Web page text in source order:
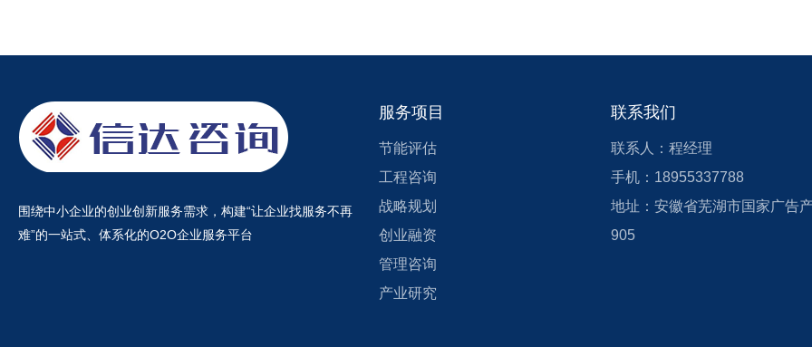
汇聚天下智慧，服务创业创新
与规划设计等领域专业从业资质与经验沉淀，是中国工程咨询协会理
事、安徽省工程咨询协会理事单位、安徽省土地规划利用协会会员。
围绕中小企业的创业创新服务需求，构建“让企业找服务不再
难”的一站式、体系化的O2O企业服务平台
服务项目
节能评估
工程咨询
战略规划
创业融资
管理咨询
产业研究
联系我们
联系人：程经理
手机：18955337788
地址：安徽省芜湖市国家广告
905